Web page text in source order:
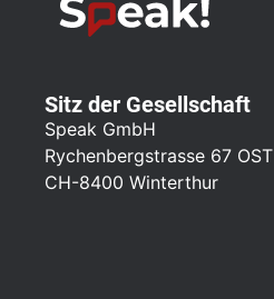
Sitz der Gesellschaft
Speak GmbH
Rychenbergstrasse 67 OST
CH-8400 Winterthur